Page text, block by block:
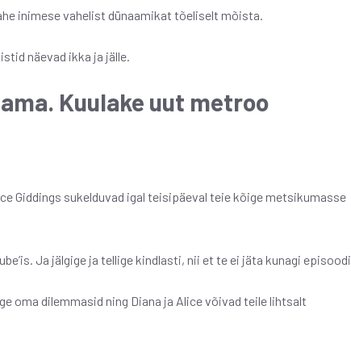
inimese vahelist dünaamikat tõeliselt mõista.
näevad ikka ja jälle.
Kuulake uut metroo
Giddings sukelduvad igal teisipäeval teie kõige metsikumasse
Ja jälgige ja tellige kindlasti, nii et te ei jäta kunagi episoodi.
oma dilemmasid ning Diana ja Alice võivad teile lihtsalt